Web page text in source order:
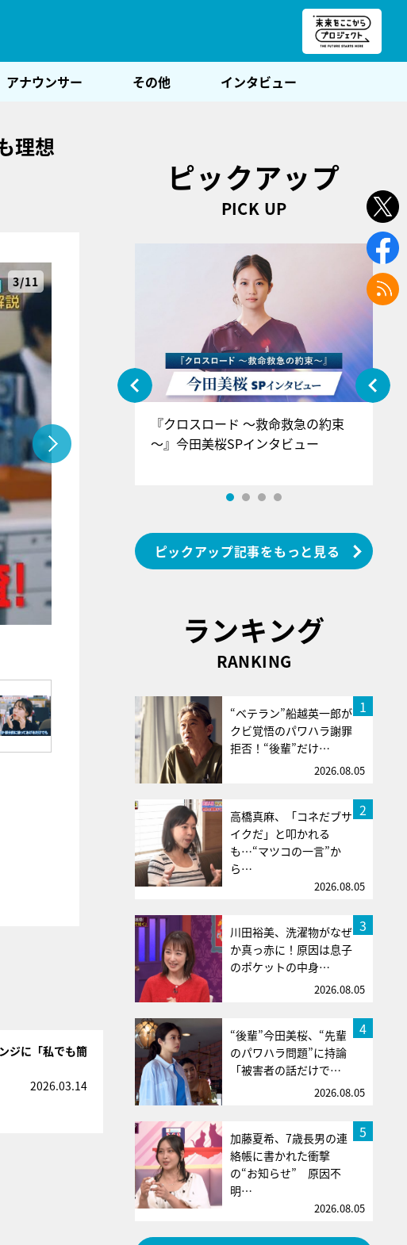
アナウンサー その他 インタビュー
理想
3/11
ジに「私でも簡
2026.03.14
ピックアップ
PICK UP
ーみんぐ』＝LOV
木舞香SPインタ
『クロスロード ～救命救急の約束
～』今田美桜SPインタビュー
ピックアップ記事をもっと見る
ランキング
RANKING
1
“ベテラン”船越英一郎が
クビ覚悟のパワハラ謝罪
拒否！“後輩”だけ…
2026.08.05
2
高橋真麻、「コネだブサ
イクだ」と叩かれる
も…“マツコの一言”か
ら…
2026.08.05
3
川田裕美、洗濯物がなぜ
か真っ赤に！原因は息子
のポケットの中身…
2026.08.05
4
“後輩”今田美桜、“先輩
のパワハラ問題”に持論
「被害者の話だけで…
2026.08.05
5
加藤夏希、7歳長男の連
絡帳に書かれた衝撃
の“お知らせ” 原因不
明…
2026.08.05